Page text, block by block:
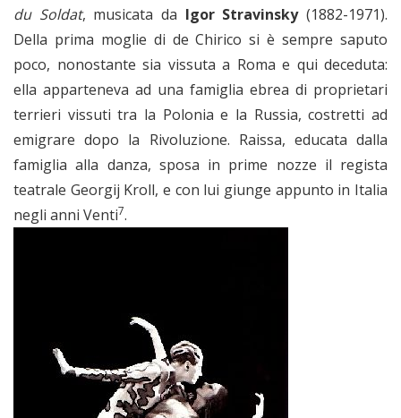
du Soldat, musicata da Igor Stravinsky(1882-1971).
Della prima moglie di de Chirico si è sempre saputo
poco, nonostante sia vissuta a Roma e qui deceduta:
ella apparteneva ad una famiglia ebrea di proprietari
terrieri vissuti tra la Polonia e la Russia, costretti ad
emigrare dopo la Rivoluzione. Raissa, educata dalla
famiglia alla danza, sposa in prime nozze il regista
teatrale Georgij Kroll, e con lui giunge appunto in Italia
negli anni Venti7.